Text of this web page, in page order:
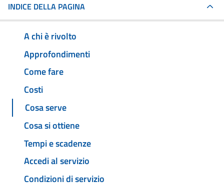
INDICE DELLA PAGINA
A chi è rivolto
Approfondimenti
Come fare
Costi
Cosa serve
Cosa si ottiene
Tempi e scadenze
Accedi al servizio
Condizioni di servizio